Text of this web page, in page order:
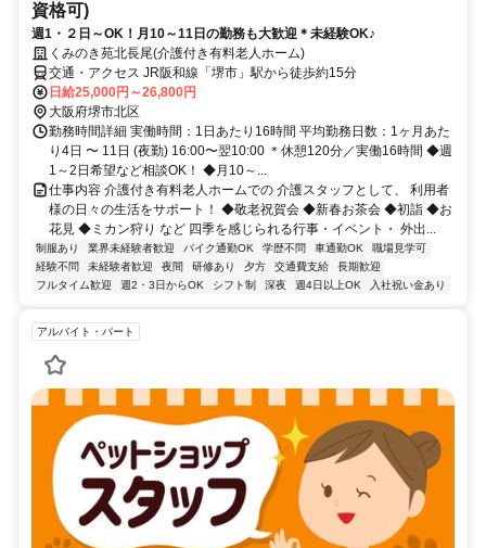
資格可)
週1・２日～OK！月10～11日の勤務も大歓迎＊未経験OK♪
くみのき苑北長尾(介護付き有料老人ホーム)
交通・アクセス JR阪和線「堺市」駅から徒歩約15分
日給25,000円～26,800円
大阪府堺市北区
勤務時間詳細 実働時間：1日あたり16時間 平均勤務日数：1ヶ月あた
り4日 〜 11日 (夜勤) 16:00〜翌10:00 ＊休憩120分／実働16時間 ◆週
1～2日希望など相談OK！ ◆月10～...
仕事内容 介護付き有料老人ホームでの 介護スタッフとして、 利用者
様の日々の生活をサポート！ ◆敬老祝賀会 ◆新春お茶会 ◆初詣 ◆お
花見 ◆ミカン狩り など 四季を感じられる行事・イベント・ 外出...
制服あり 業界未経験者歓迎 バイク通勤OK 学歴不問 車通勤OK
職場見学可
経験不問
未経験者歓迎 夜間 研修あり 夕方 交通費支給
長期歓迎
フルタイム歓迎
週2・3日からOK シフト制 深夜 週4日以上OK 入社祝い金あり
アルバイト・パート